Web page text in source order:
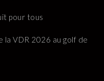
pour tous
la VDR 2026 au golf de